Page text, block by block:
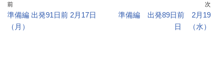
前
準備編 出発91日前 2月17日
（月）
次
準備編 出発89日前 2月19
日 （水）